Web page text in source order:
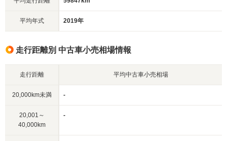
平均年式 2019年
走行距離別 中古車小売相場情報
走行距離 平均中古車小売相場
20,000km未満 -
20,001～
40,000km
-